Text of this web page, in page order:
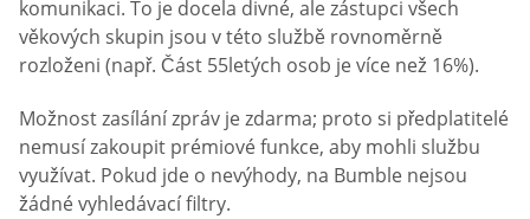
komunikaci. To je docela divné, ale zástupci všech
věkových skupin jsou v této službě rovnoměrně
rozloženi (např. Část 55letých osob je více než 16%).
Možnost zasílání zpráv je zdarma; proto si předplatitelé
nemusí zakoupit prémiové funkce, aby mohli službu
využívat. Pokud jde o nevýhody, na Bumble nejsou
žádné vyhledávací filtry.